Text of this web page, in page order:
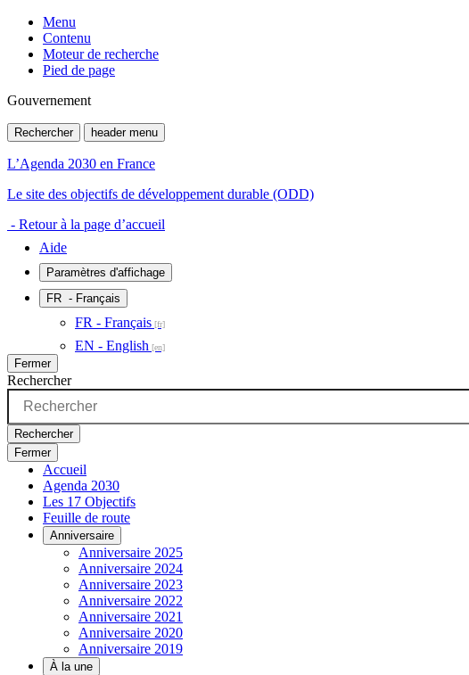
Menu
Contenu
Moteur de recherche
Pied de page
Gouvernement
Rechercher header menu
L’Agenda 2030 en France
Le site des objectifs de développement durable (ODD)
- Retour à la page d’accueil
Aide
Paramètres d'affichage
FR - Français
FR - Français
EN - English
Fermer
Rechercher
Rechercher
Fermer
Accueil
Agenda 2030
Les 17 Objectifs
Feuille de route
Anniversaire
Anniversaire 2025
Anniversaire 2024
Anniversaire 2023
Anniversaire 2022
Anniversaire 2021
Anniversaire 2020
Anniversaire 2019
À la une